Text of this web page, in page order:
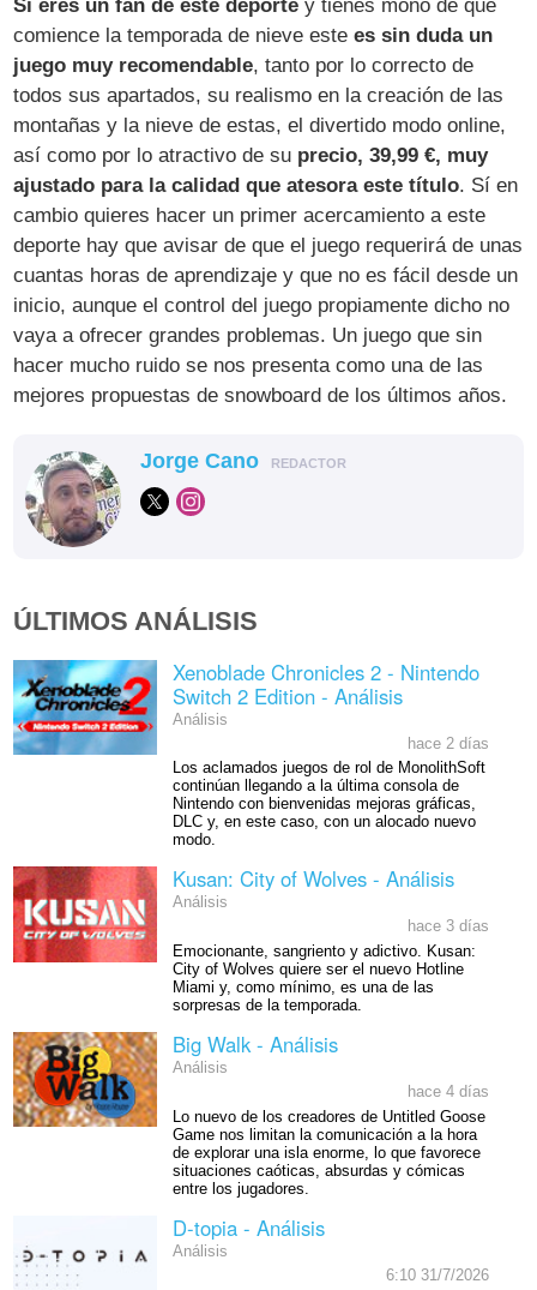
Sí eres un fan de este deporte y tienes mono de que
comience la temporada de nieve estees sin duda un
juego muy recomendable, tanto por lo correcto de
todos sus apartados, su realismo en la creación de las
montañas y la nieve de estas, el divertido modo online,
así como por lo atractivo de su precio, 39,99 €, muy
ajustado para la calidad que atesora este título. Sí en
cambio quieres hacer un primer acercamiento a este
deporte hay que avisar de que el juego requerirá de unas
cuantas horas de aprendizaje y que no es fácil desde un
inicio, aunque el control del juego propiamente dicho no
vaya a ofrecer grandes problemas. Un juego que sin
hacer mucho ruido se nos presenta como una de las
mejores propuestas de snowboard de los últimos años.
Jorge Cano REDACTOR
ÚLTIMOS ANÁLISIS
Xenoblade Chronicles 2 - Nintendo
Switch 2 Edition - Análisis
Análisis
hace 2 días
Los aclamados juegos de rol de MonolithSoft
continúan llegando a la última consola de
Nintendo con bienvenidas mejoras gráficas,
DLC y, en este caso, con un alocado nuevo
modo.
Kusan: City of Wolves - Análisis
Análisis
hace 3 días
Emocionante, sangriento y adictivo. Kusan:
City of Wolves quiere ser el nuevo Hotline
Miami y, como mínimo, es una de las
sorpresas de la temporada.
Big Walk - Análisis
Análisis
hace 4 días
Lo nuevo de los creadores de Untitled Goose
Game nos limitan la comunicación a la hora
de explorar una isla enorme, lo que favorece
situaciones caóticas, absurdas y cómicas
entre los jugadores.
D-topia - Análisis
Análisis
6:10 31/7/2026